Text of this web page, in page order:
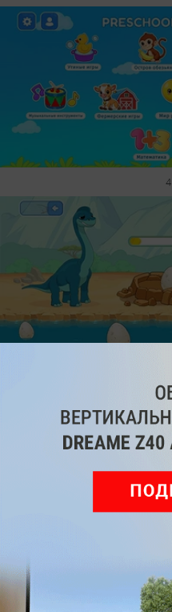
В игровой форме
логические задачи,
буквами, а также
маленького возраста,
самостоятельно
сортеров до
номерам. Малыши могут
слушать музыку и